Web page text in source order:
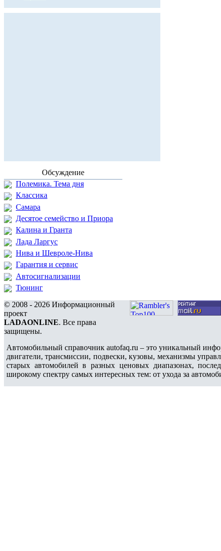
Обсуждение
Полемика. Тема дня
Классика
Самара
Десятое семейство и Приора
Калина и Гранта
Лада Ларгус
Нива и Шевроле-Нива
Гарантия и сервис
Автосигнализации
Тюнинг
© 2008 - 2026 Информационный
проект
LADAONLINE. Все права
защищены.
Автомобильный справочник autofaq.ru – это уникальный
двигатели, трансмиссии, подвески, кузовы, механизмы
старых автомобилей в разных ценовых диапазонах,
широкому спектру самых интересных тем: от ухода за